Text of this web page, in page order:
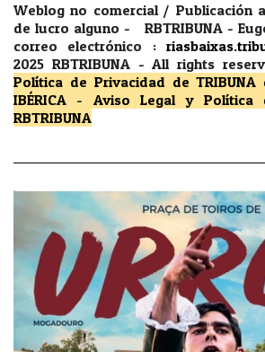
Weblog no comercial / Publicación
de lucro alguno - RBTRIBUNA -
correo electrónico :
2025 RBTRIBUNA -All rights
Política de Privacidad de TRIBUNA
IBÉRICA - Aviso Legal y Política
RBTRIBUNA